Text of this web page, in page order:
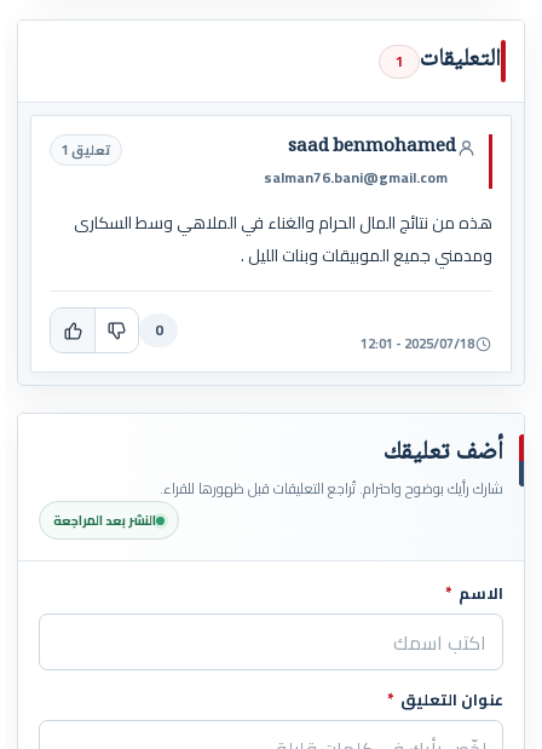
التعليقات 1
saad benmohamed
salman76.bani@gmail.com
تعليق 1
هذه من نتائج المال الحرام والغناء في الملاهي وسط السكارى
ومدمني جميع الموبيقات وبنات الليل .
2025/07/18 - 12:01
0
أضف تعليقك
شارك رأيك بوضوح واحترام. تُراجع التعليقات قبل ظهورها للقراء.
النشر بعد المراجعة
اترك هذا الحقل فارغاً
الاسم *
عنوان التعليق *